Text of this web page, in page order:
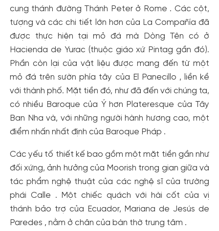
cung thánh đường Thánh Peter ở Rome . Các cột,
tượng và các chi tiết lớn hơn của La Compañía đã
được thực hiện tại mỏ đá mà Dòng Tên có ở
Hacienda de Yurac (thuộc giáo xứ Pintag gần đó).
Phần còn lại của vật liệu được mang đến từ một
mỏ đá trên sườn phía tây của El Panecillo , liền kề
với thành phố. Mặt tiền đó, như đã đến với chúng ta,
có nhiều Baroque của Ý hơn Plateresque của Tây
Ban Nha và, với những người hành hương cao, một
điểm nhấn nhất định của Baroque Pháp .
Các yếu tố thiết kế bao gồm một mặt tiền gần như
đối xứng, ảnh hưởng của Moorish trong gian giữa và
tác phẩm nghệ thuật của các nghệ sĩ của trường
phái Calle . Một chiếc quách với hài cốt của vị
thánh bảo trợ của Ecuador, Mariana de Jesús de
Paredes , nằm ở chân của bàn thờ trung tâm .